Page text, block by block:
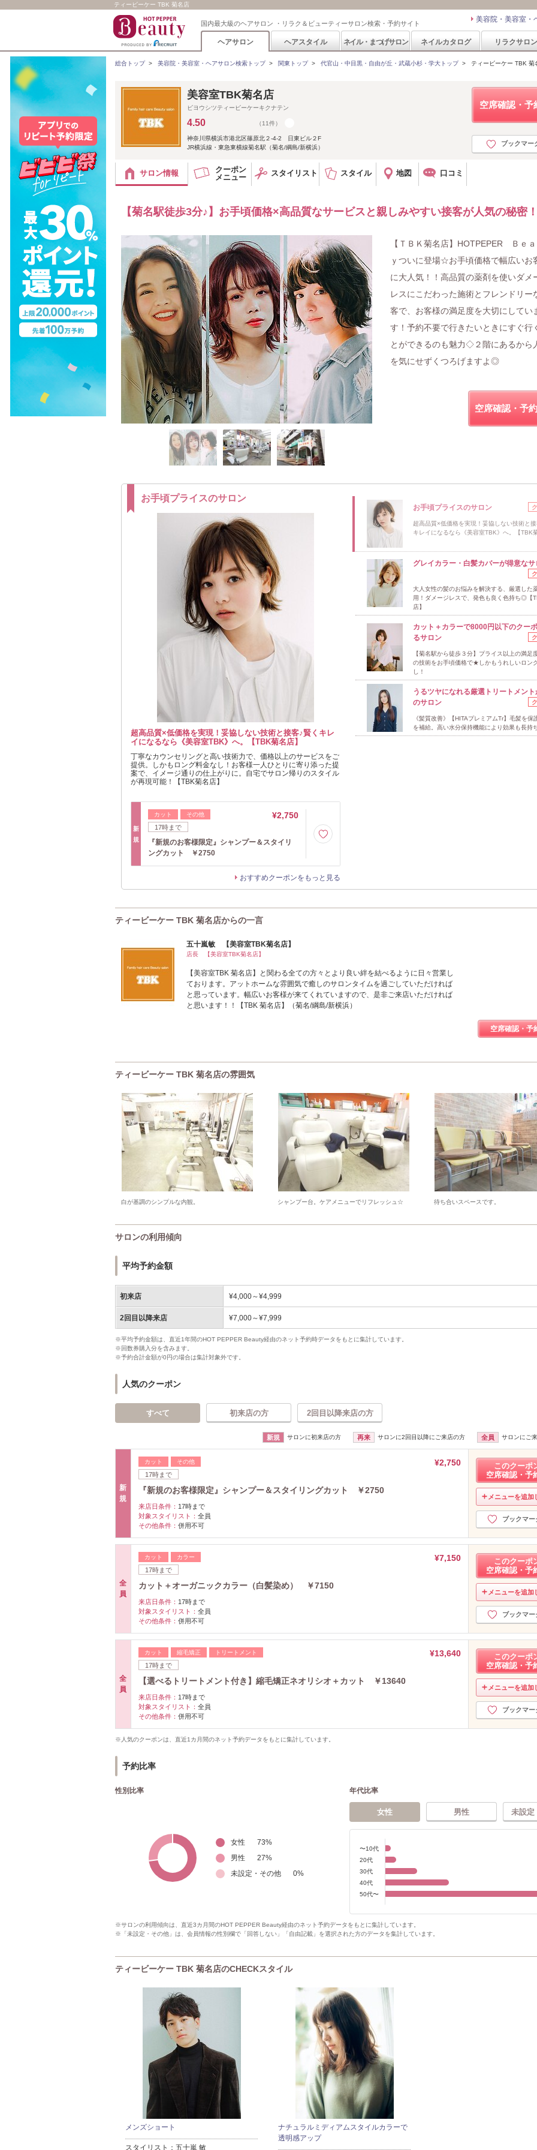
ティービーケー TBK 菊名店
国内最大級のヘアサロン ・リラク＆ビューティーサロン検索・予約サイト 美容院・美容室・
ヘアサロン ヘアスタイル ネイル・まつげサロン ネイルカタログ リラクサロン
総合トップ> 美容院・美容室・ヘアサロン検索トップ> 関東トップ> 代官山・中目黒・自由が丘・武蔵小杉・学大トップ> ティービーケー TBK 菊
空席確認・予
ブックマー
美容室TBK菊名店
ビヨウシツティービーケーキクナテン
4.50 （11件）
神奈川県横浜市港北区篠原北２-4-2 日東ビル２F
JR横浜線・東急東横線菊名駅（菊名/綱島/新横浜）
サロン情報
クーポン
メニュー
スタイリスト スタイル 地図 口コミ
【菊名駅徒歩3分♪】お手頃価格×高品質なサービスと親しみやすい接客が人気の秘密
【ＴＢＫ菊名店】HOTPEPER Ｂｅ
ｙついに登場☆お手頃価格で幅広いお
に大人気！！高品質の薬剤を使いダメ
レスにこだわった施術とフレンドリー
客で、お客様の満足度を大切にしてい
す！予約不要で行きたいときにすぐ行
とができるのも魅力◇２階にあるから
を気にせずくつろげますよ◎
空席確認・予
お手頃プライスのサロン
超高品質×低価格を実現！妥協しない技術と接客♪賢くキレ
イになるなら《美容室TBK》へ。【TBK菊名店】
丁寧なカウンセリングと高い技術力で、価格以上のサービスをご
提供。しかもロング料金なし！お客様一人ひとりに寄り添った提
案で、イメージ通りの仕上がりに。自宅でサロン帰りのスタイル
が再現可能！【TBK菊名店】
新
規
カット その他
17時まで
¥2,750
『新規のお客様限定』シャンプー＆スタイリ
ングカット ￥2750
おすすめクーポンをもっと見る
お手頃プライスのサロン
超高品質×低価格を実現！妥協しない技術と
キレイになるなら《美容室TBK》へ。【TBK
グレイカラー・白髪カバーが得意なサ
大人女性の髪のお悩みを解決する、厳選した
用！ダメージレスで、発色も良く色持ち◎【
店】
カット＋カラーで8000円以下のクー
るサロン
【菊名駅から徒歩３分】プライス以上の満足
の技術をお手頃価格で★しかもうれしいロン
し！
うるツヤになれる厳選トリートメント
のサロン
《髪質改善》【HITAプレミアムTr】毛髪を保
を補給。高い水分保持機能により効果も長持
ティービーケー TBK 菊名店からの一言
五十嵐敏 【美容室TBK菊名店】
店長 【美容室TBK菊名店】
【美容室TBK 菊名店】と関わる全ての方々とより良い絆を結べるように日々営業し
ております。アットホームな雰囲気で癒しのサロンタイムを過ごしていただければ
と思っています。幅広いお客様が来てくれていますので、是非ご来店いただければ
と思います！！【TBK 菊名店】（菊名/綱島/新横浜）
空席確認・予
ティービーケー TBK 菊名店の雰囲気
白が基調のシンプルな内観。 シャンプー台。ケアメニューでリフレッシュ☆ 待ち合いスペースです。
サロンの利用傾向
平均予約金額
初来店 ¥4,000～¥4,999
2回目以降来店 ¥7,000～¥7,999
※平均予約金額は、直近1年間のHOT PEPPER Beauty経由のネット予約時データをもとに集計しています。
※回数券購入分を含みます。
※予約合計金額が0円の場合は集計対象外です。
人気のクーポン
すべて 初来店の方 2回目以降来店の方
新規 サロンに初来店の方 再来 サロンに2回目以降にご来店の方 全員 サロンにご
新
規
カット その他
17時まで
¥2,750
『新規のお客様限定』シャンプー＆スタイリングカット ￥2750
来店日条件： 17時まで
対象スタイリスト： 全員
その他条件： 併用不可
このクーポ
空席確認・予
メニューを追加
ブックマー
全
員
カット カラー
17時まで
¥7,150
カット＋オーガニックカラー（白髪染め） ￥7150
来店日条件： 17時まで
対象スタイリスト： 全員
その他条件： 併用不可
このクーポ
空席確認・予
メニューを追加
ブックマー
全
員
カット 縮毛矯正 トリートメント
17時まで
¥13,640
【選べるトリートメント付き】縮毛矯正ネオリシオ＋カット ￥13640
来店日条件： 17時まで
対象スタイリスト： 全員
その他条件： 併用不可
このクーポ
空席確認・予
メニューを追加
ブックマー
※人気のクーポンは、直近1カ月間のネット予約データをもとに集計しています。
予約比率
性別比率
女性 73%
男性
27%
未設定・その他
0%
年代比率
女性 男性 未設定
〜10代
20代
30代
40代
50代〜
※サロンの利用傾向は、直近3カ月間のHOT PEPPER Beauty経由のネット予約データをもとに集計しています。
※「未設定・その他」は、会員情報の性別欄で「回答しない」「自由記載」を選択された方のデータを集計しています。
ティービーケー TBK 菊名店のCHECKスタイル
メンズショート
スタイリスト： 五十嵐 敏
ナチュラルミディアムスタイルカラーで
透明感アップ